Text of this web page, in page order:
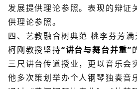
发展提供理论参照。表现的辩证
供理论参照。
四、艺教融合树典范 桃李芬芳满
柯刚教授坚持“讲台与舞台并重”
三尺讲台传道授业，更以音乐会
他多次策划举办个人钢琴独奏音